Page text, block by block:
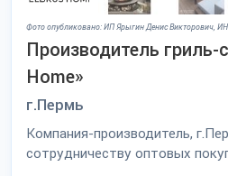
Фото опубликовано: ИП Ярыгин Денис Викторович,
Производитель гриль-
Home»
г.Пермь
Компания-производитель,
сотрудничеству оптовых